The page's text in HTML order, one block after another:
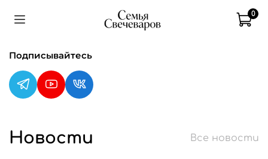
0
Подписывайтесь
Новости Все новости